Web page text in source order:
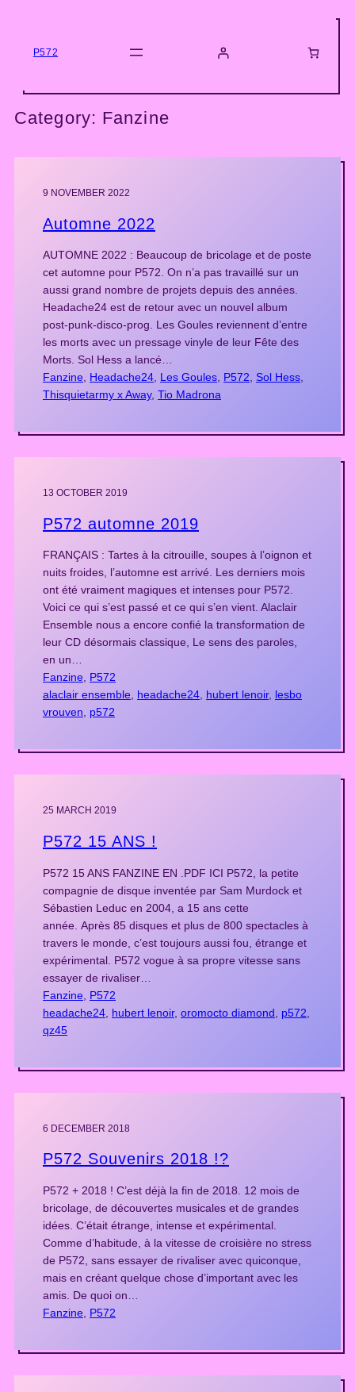
contentP572
Category: Fanzine
9 NOVEMBER 2022
Automne 2022
AUTOMNE 2022 : Beaucoup de bricolage et de poste
cet automne pour P572. On n’a pas travaillé sur un
aussi grand nombre de projets depuis des années.
Headache24 est de retour avec un nouvel album
post-punk-disco-prog. Les Goules reviennent d’entre
les morts avec un pressage vinyle de leur Fête des
Morts. Sol Hess a lancé…
Fanzine, Headache24, Les Goules, P572, Sol Hess
Thisquietarmy x Away, Tio Madrona
13 OCTOBER 2019
P572 automne 2019
FRANÇAIS : Tartes à la citrouille, soupes à l’oignon et
nuits froides, l’automne est arrivé. Les derniers mois
ont été vraiment magiques et intenses pour P572.
Voici ce qui s’est passé et ce qui s’en vient. Alaclair
Ensemble nous a encore confié la transformation de
leur CD désormais classique, Le sens des paroles,
en un…
Fanzine, P572
alaclair ensemble, headache24, hubert lenoir, lesbo
vrouven, p572
25 MARCH 2019
P572 15 ANS !
P572 15 ANS FANZINE EN .PDF ICI P572, la petite
compagnie de disque inventée par Sam Murdock et
Sébastien Leduc en 2004, a 15 ans cette
année. Après 85 disques et plus de 800 spectacles à
travers le monde, c’est toujours aussi fou, étrange et
expérimental. P572 vogue à sa propre vitesse sans
essayer de rivaliser…
Fanzine P572
headache24 hubert lenoir, oromocto diamond p572
qz45
6 DECEMBER 2018
P572 Souvenirs 2018 !?
P572 + 2018 ! C’est déjà la fin de 2018. 12 mois de
bricolage, de découvertes musicales et de grandes
idées. C’était étrange, intense et expérimental.
Comme d’habitude, à la vitesse de croisière no stress
de P572, sans essayer de rivaliser avec quiconque,
mais en créant quelque chose d’important avec les
amis. De quoi on…
Fanzine P572